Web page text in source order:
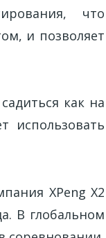
что
и позволяет
как на
использовать
XPeng X2
В глобальном